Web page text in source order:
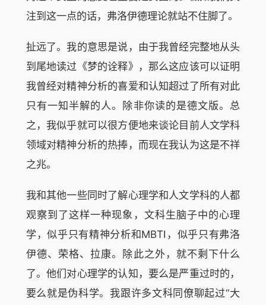
注到这一点的话，弗洛伊德理论就站不住脚了。
扯远了。我的意思是说，由于我曾经完整地从头
到尾地读过《梦的诠释》，那么这应该可以证明
我曾经对精神分析的喜爱和认知超过了所有对此
只有一知半解的人。除非你读的是德文版。总
之，我似乎就可以很方便地来谈论目前人文学科
领域对精神分析的热捧，而现在我认为这是不祥
之兆。
我和其他一些同时了解心理学和人文学科的人都
观察到了这样一种现象，文科生脑子中的心理
学，似乎只有精神分析和MBTI，似乎只有弗洛
伊德、荣格、拉康。除此之外，就不剩下什么
了。他们对心理学的认知，要么是严重过时的，
要么就是伪科学。我跟许多文科同僚聊起过“大